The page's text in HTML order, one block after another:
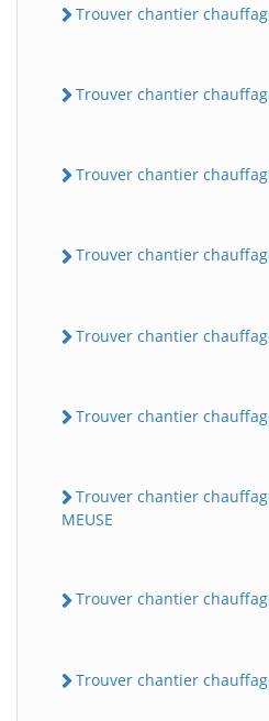
Trouver chantier
Trouver chantier
Trouver chantier
Trouver chantier
Trouver chantier
Trouver chantier
Trouver chantier
MEUSE
Trouver chantier
Trouver chantier